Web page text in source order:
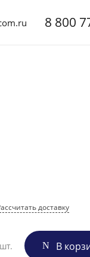
8 800
доставку
шт. В